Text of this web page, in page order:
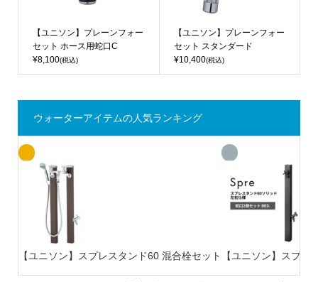
【ユニソン】プレーンフォー
セット ホース用蛇口C
¥8,100(税込)
【ユニソン】プレーンフォー
セット スタンダード
¥10,400(税込)
ウォーターアイテムの人気ランキング
【ユニソン】スプレスタンド60 混合栓セット 【ユニソン】スプ